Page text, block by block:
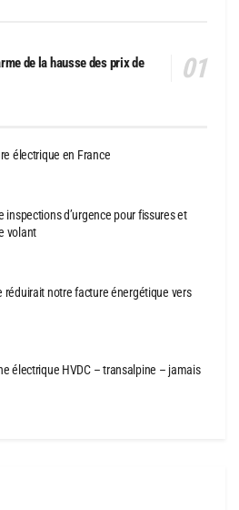
de la hausse des prix de
électrique en France
inspections d’urgence pour fissures et
volant
réduirait notre facture énergétique vers
électrique HVDC – transalpine – jamais